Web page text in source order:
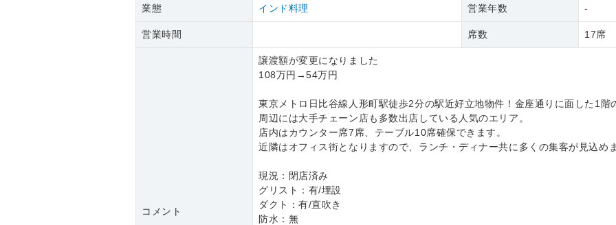
業態 インド料理 営業年数 -
営業時間 席数 17席
コメント
譲渡額が変更になりました
108万円→54万円
東京メトロ日比谷線人形町駅徒歩2分の駅近好立地物件！金座通りに面した1階
周辺には大手チェーン店も多数出店している人気のエリア。
店内はカウンター席7席、テーブル10席確保できます。
近隣はオフィス街となりますので、ランチ・ディナー共に多くの集客が見込めま
現況：閉店済み
グリスト：有/埋設
ダクト：有/直吹き
防水：無